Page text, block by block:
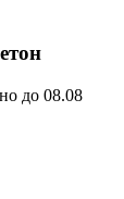
до 08.08